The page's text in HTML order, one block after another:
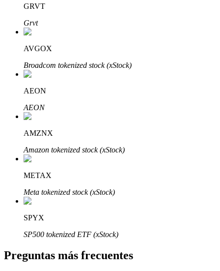
Bitrue Partners
Afiliados de Bitrue
¡Hasta un 65% de comisiones!
GRVT
Grvt
AVGOX
Broadcom tokenized stock (xStock)
AEON
AEON
AMZNX
Amazon tokenized stock (xStock)
METAX
Meta tokenized stock (xStock)
SPYX
SP500 tokenized ETF (xStock)
Preguntas más frecuentes